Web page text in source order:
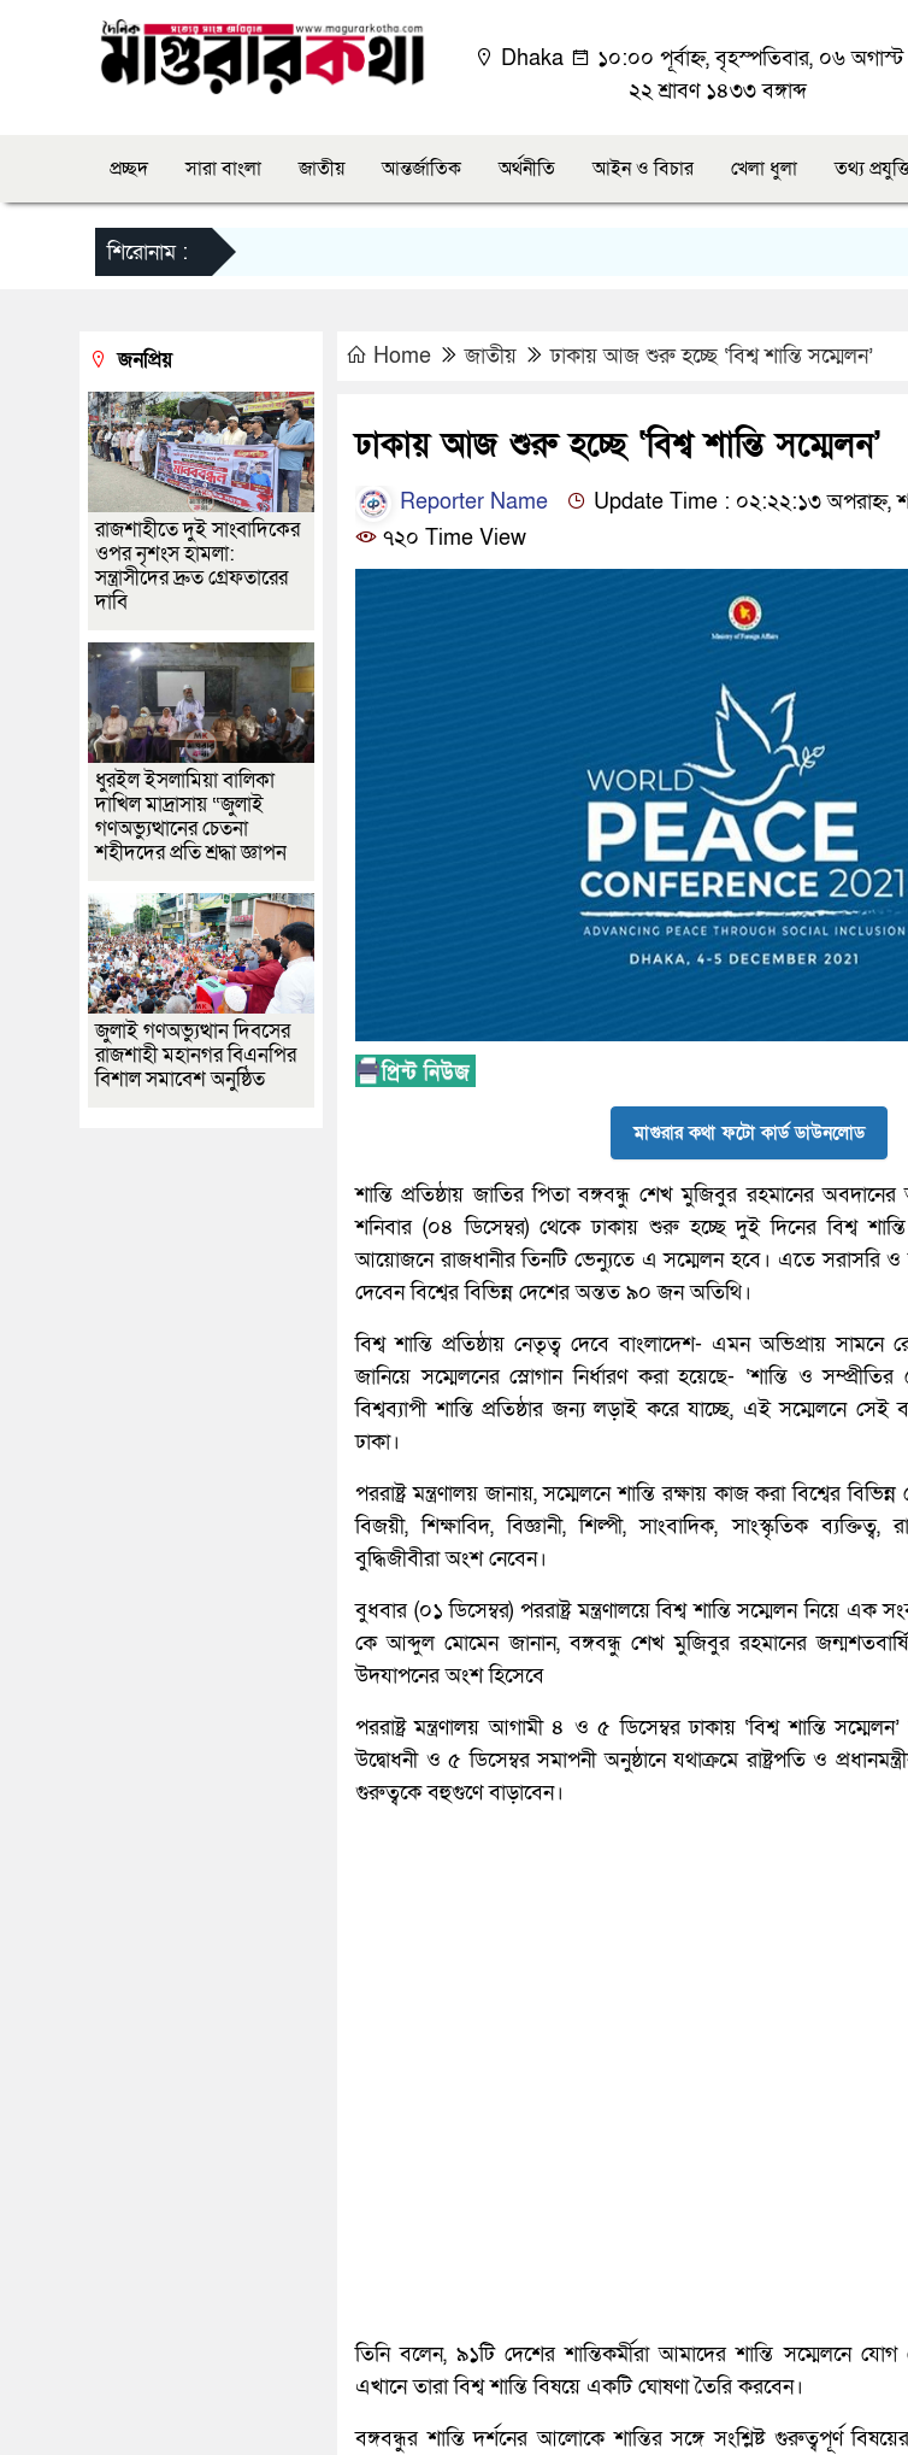
Dhaka
১০:০০ পূর্বাহ্ন, বৃহস্পতিবার, ০৬
২২ শ্রাবণ ১৪৩৩ বঙ্গাব্দ
প্রচ্ছদ সারা বাংলা জাতীয় আন্তর্জাতিক অর্থনীতি আইন ও বিচার খেলা ধুলা তথ্য
শিরোনাম :
Home জাতীয় ঢাকায় আজ শুরু হচ্ছে ‘বিশ্ব শান্তি সম্মেলন’
ঢাকায় আজ শুরু হচ্ছে ‘বিশ্ব শান্তি সম্মেলন’
Reporter Name
Update Time : ০২:২২:১৩ অপরাহ্ন,
৭২০ Time View
মাগুরার কথা ফটো কার্ড ডাউনলোড
শান্তি প্রতিষ্ঠায় জাতির পিতা বঙ্গবন্ধু শেখ মুজিবুর রহমানের অবদানের
শনিবার (০৪ ডিসেম্বর) থেকে ঢাকায় শুরু হচ্ছে দুই দিনের বিশ্ব শান্তি
আয়োজনে রাজধানীর তিনটি ভেন্যুতে এ সম্মেলন হবে। এতে সরাসরি ও
দেবেন বিশ্বের বিভিন্ন দেশের অন্তত ৯০ জন অতিথি।
বিশ্ব শান্তি প্রতিষ্ঠায় নেতৃত্ব দেবে বাংলাদেশ- এমন অভিপ্রায় সামনে
জানিয়ে সম্মেলনের স্লোগান নির্ধারণ করা হয়েছে- ‘শান্তি ও
বিশ্বব্যাপী শান্তি প্রতিষ্ঠার জন্য লড়াই করে যাচ্ছে, এই সম্মেলনে সেই
ঢাকা।
পররাষ্ট্র মন্ত্রণালয় জানায়, সম্মেলনে শান্তি রক্ষায় কাজ করা বিশ্বের
বিজয়ী, শিক্ষাবিদ, বিজ্ঞানী, শিল্পী, সাংবাদিক, সাংস্কৃতিক ব্যক্তিত্ব,
বুদ্ধিজীবীরা অংশ নেবেন।
বুধবার (০১ ডিসেম্বর) পররাষ্ট্র মন্ত্রণালয়ে বিশ্ব শান্তি সম্মেলন নিয়ে এক
কে আব্দুল মোমেন জানান, বঙ্গবন্ধু শেখ মুজিবুর রহমানের
উদযাপনের অংশ হিসেবে
পররাষ্ট্র মন্ত্রণালয় আগামী ৪ ও ৫ ডিসেম্বর ঢাকায় ‘বিশ্ব শান্তি
উদ্বোধনী ও ৫ ডিসেম্বর সমাপনী অনুষ্ঠানে যথাক্রমে রাষ্ট্রপতি ও
গুরুত্বকে বহুগুণে বাড়াবেন।
তিনি বলেন, ৯১টি দেশের শান্তিকর্মীরা আমাদের শান্তি সম্মেলনে
এখানে তারা বিশ্ব শান্তি বিষয়ে একটি ঘোষণা তৈরি করবেন।
বঙ্গবন্ধুর শান্তি দর্শনের আলোকে শান্তির সঙ্গে সংশ্লিষ্ট গুরুত্বপূর্ণ
জনপ্রিয়
রাজশাহীতে দুই সাংবাদিকের
ওপর নৃশংস হামলা:
সন্ত্রাসীদের দ্রুত গ্রেফতারের
দাবি
ধুরইল ইসলামিয়া বালিকা
দাখিল মাদ্রাসায় “জুলাই
গণঅভ্যুত্থানের চেতনা
শহীদদের প্রতি শ্রদ্ধা জ্ঞাপন
জুলাই গণঅভ্যুত্থান দিবসের
রাজশাহী মহানগর বিএনপির
বিশাল সমাবেশ অনুষ্ঠিত